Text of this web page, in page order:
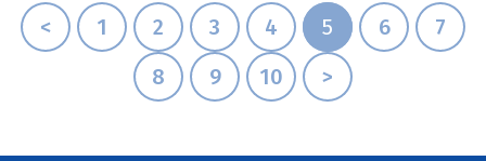
< 1 2 3 4 5 6
7
8
9 10 >